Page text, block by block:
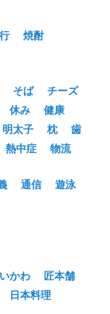
焼酎
そば
チーズ
休み
健康
明太子 枕
歯
熱中症 物流
通信
遊泳
かわ
匠本舗
日本料理